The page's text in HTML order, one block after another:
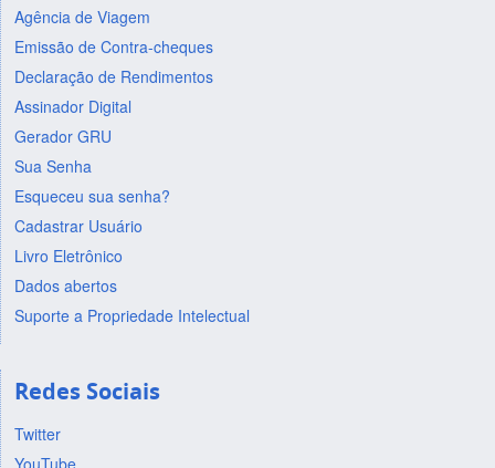
Agência de Viagem
Emissão de Contra-cheques
Declaração de Rendimentos
Assinador Digital
Gerador GRU
Sua Senha
Esqueceu sua senha?
Cadastrar Usuário
Livro Eletrônico
Dados abertos
Suporte a Propriedade Intelectual
Redes Sociais
Twitter